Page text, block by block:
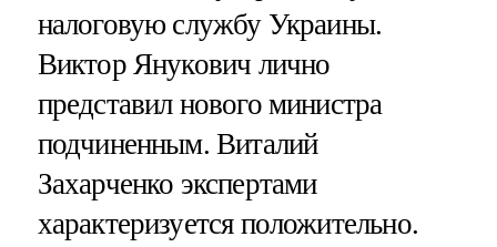
налоговую службу Украины.
Виктор Янукович лично
представил нового министра
подчиненным. Виталий
Захарченко экспертами
характеризуется положительно.